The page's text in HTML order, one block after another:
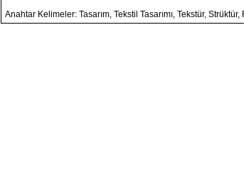
Anahtar Kelimeler: Tasarım, Tekstil Tasarımı, Tekstür,